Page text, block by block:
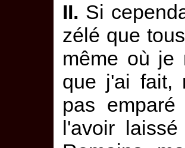
II. Si
zélé que
même où je
que j'ai fait,
pas
l'avoir